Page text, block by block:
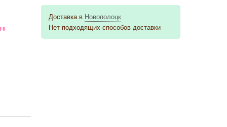
Доставка в Новополоцк
Нет подходящих способов доставки